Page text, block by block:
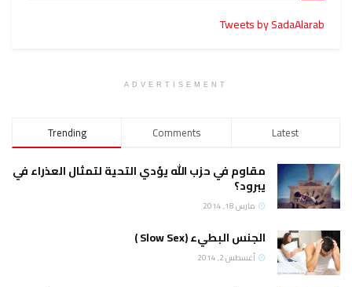
Tweets by SadaAlarab
ADVERTISEMENT
Trending Comments Latest
مقاوم في حزب الله يؤدي التحية لتمثال العذراء في
يبرود؟
مارس 18, 2014
الجنس البطيء (Slow Sex )
أغسطس 2, 2014